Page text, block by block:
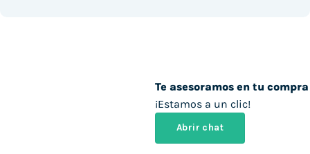
Te asesoramos en tu compra
¡Estamos a un clic!
Abrir chat